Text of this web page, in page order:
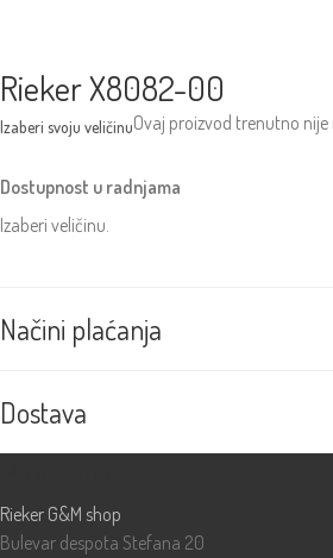
Rieker X8082-00
Ovaj proizvod trenutno
Dostupnost u radnjama
Izaberi veličinu.
Načini plaćanja
Dostava
Rieker G&M shop
Bulevar despota Stefana 20